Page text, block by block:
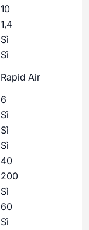
10
1,4
Sì
Sì
Rapid Air
6
Sì
Sì
Sì
40
200
Sì
60
Sì